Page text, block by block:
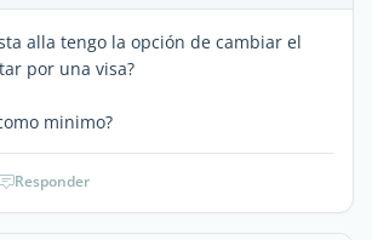
alla tengo la opción de cambiar el
por una visa?
minimo?
Responder